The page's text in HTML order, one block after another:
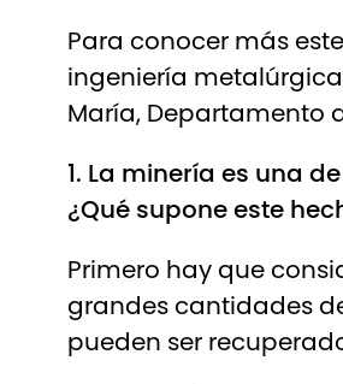
Para conocer más
ingeniería
María, Departamento
1. La minería es una
¿Qué supone este
Primero hay que
grandes cantidades
pueden ser